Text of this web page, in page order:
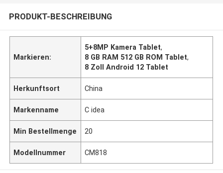
PRODUKT-BESCHREIBUNG
Markieren:
5+8MP Kamera Tablet,
8 GB RAM 512 GB ROM Tablet,
8 Zoll Android 12 Tablet
Herkunftsort China
Markenname C idea
Min Bestellmenge 20
Modellnummer CM818